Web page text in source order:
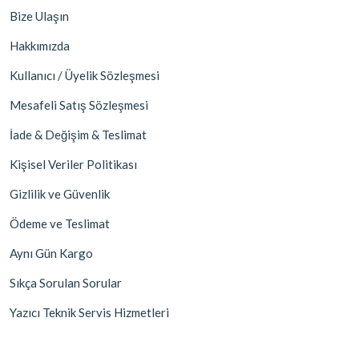
Bize Ulaşın
Hakkımızda
Kullanıcı / Üyelik Sözleşmesi
Mesafeli Satış Sözleşmesi
İade & Değişim & Teslimat
Kişisel Veriler Politikası
Gizlilik ve Güvenlik
Ödeme ve Teslimat
Aynı Gün Kargo
Sıkça Sorulan Sorular
Yazıcı Teknik Servis Hizmetleri